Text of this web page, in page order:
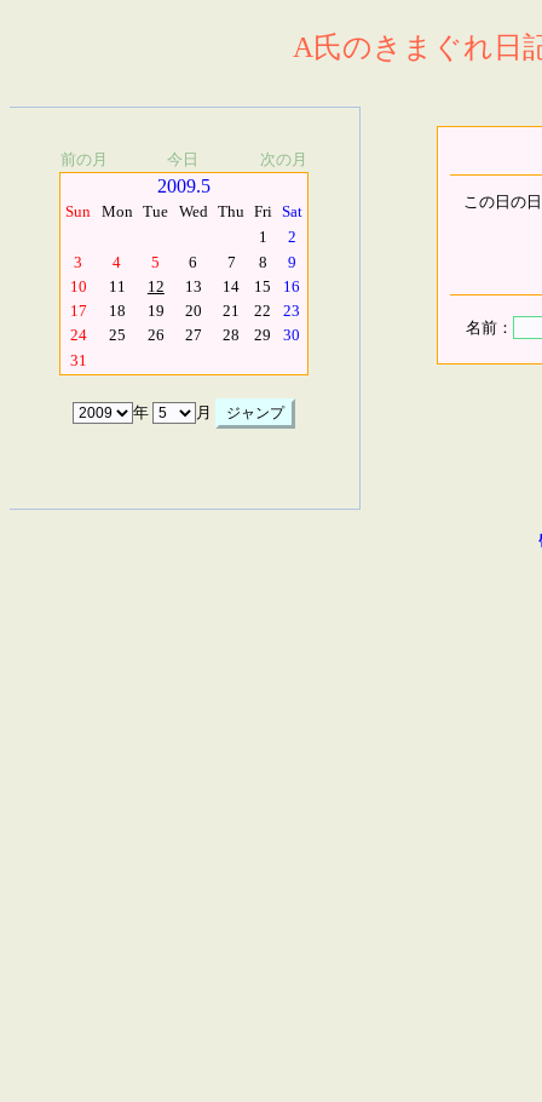
A氏のきまぐれ日
前の月 今日 次の月
2009.5
Sun Mon Tue Wed Thu Fri Sat
1
2
3
4 5 6 7 8
9
10
11 12 13 14 15
16
17
18 19 20 21 22
23
24
25 26 27 28 29
30
31
年 月
この日の
名前：